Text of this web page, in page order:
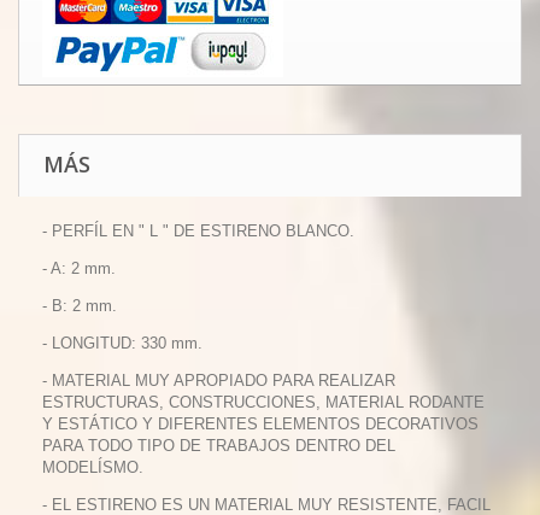
MÁS
- PERFÍL EN " L " DE ESTIRENO BLANCO.
- A: 2 mm.
- B: 2 mm.
- LONGITUD: 330 mm.
- MATERIAL MUY APROPIADO PARA REALIZAR
ESTRUCTURAS, CONSTRUCCIONES, MATERIAL RODANTE
Y ESTÁTICO Y DIFERENTES ELEMENTOS DECORATIVOS
PARA TODO TIPO DE TRABAJOS DENTRO DEL
MODELÍSMO.
- EL ESTIRENO ES UN MATERIAL MUY RESISTENTE, FACIL